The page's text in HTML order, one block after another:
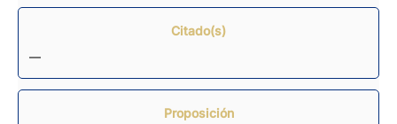
Citado(s)
—
Proposición